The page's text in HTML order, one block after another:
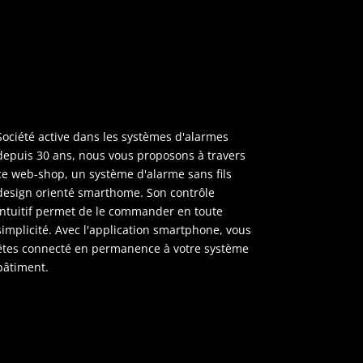
active dans les systèmes d'alarmes
30 ans, nous vous proposons à travers
web-shop, un système d'alarme sans fils
orienté smarthome. Son contrôle
permet de le commander en toute
Avec l'application smartphone, vous
connecté en permanence à votre système